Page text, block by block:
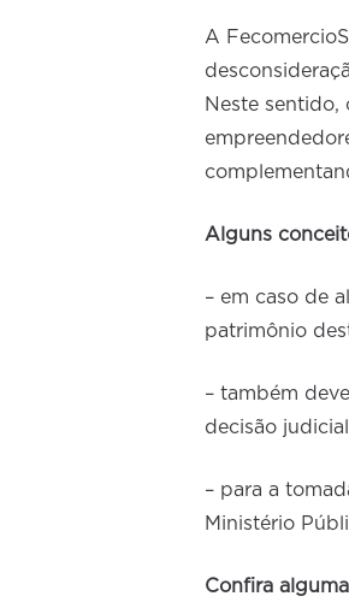
A
Neste sentido,
Alguns
– em caso de
patrimônio
– também
decisão
– para a
Ministério
Confira